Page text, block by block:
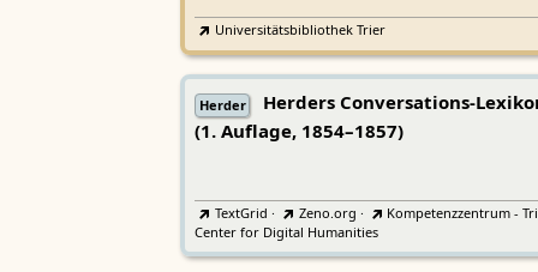
Universitätsbibliothek Trier
Herder
Herders Conversations-
(1. Auflage, 1854–1857)
TextGrid · Zeno.org ·
Kompetenzzentrum -
Center for Digital Humanities